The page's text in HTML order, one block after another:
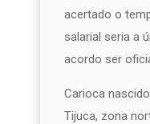
acertado o
salarial seria a
acordo ser
Carioca
Tijuca, zona